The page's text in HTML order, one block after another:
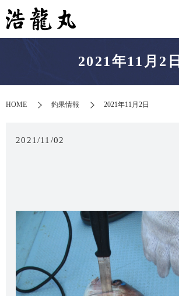
2021年11月2日
HOME 釣果情報 2021年11月2日
2021/11/02